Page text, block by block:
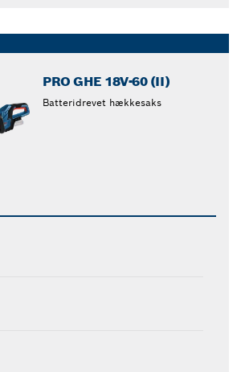
PRO GHE 18V-60 (II)
Batteridrevet hækkesaks